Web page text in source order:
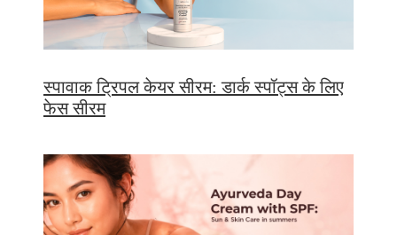
स्पावाक ट्रिपल केयर सीरम: डार्क स्पॉट्स के लिए
फेस सीरम